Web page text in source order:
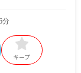
分
キープ